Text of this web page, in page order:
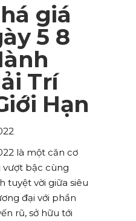
giá
5 8
Trí
Hạn
là một căn cơ
bậc cùng
tuyệt vời giữa siêu
đại với phần
rũ, sở hữu tới